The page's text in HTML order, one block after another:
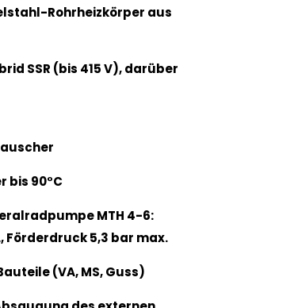
Rohrheizkörper aus
SSR (bis 415 V), darüber
bis 90°C
MTH 4-6:
Förderdruck 5,3 bar max.
(VA, MS, Guss)